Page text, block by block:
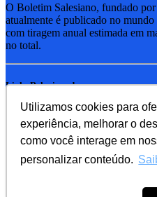
Utilizamos cookies para
experiência, melhorar o
como você interage em
personalizar conteúdo.
O Boletim Salesiano, fundado
atualmente é publicado no
com tiragem anual estimada em
no total.
Links Relacionados
RSB - Rede Salesiana
EDEBE - Editora
UPV - União pela Vida
Familia Salesiana
SDB - Salesianos de Dom